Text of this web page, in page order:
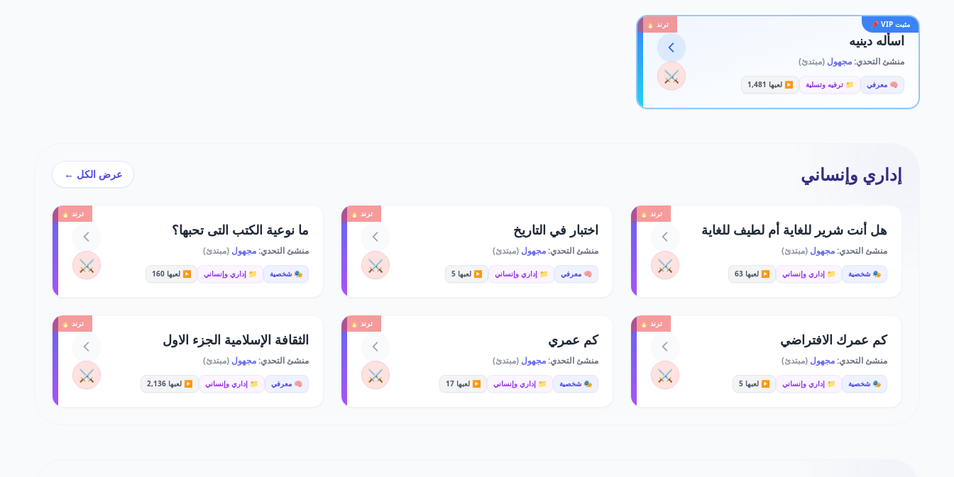
مثبت VIP 📌 ترند 🔥
اسأله دينيه
منشئ التحدي:مجهول (مبتدئ)
🧠 معرفي 📁 ترفيه وتسلية ▶️ لعبها 1,481 ⚔️
إداري وإنساني عرض الكل ←
ترند 🔥
هل أنت شرير للغاية أم لطيف للغاية
منشئ التحدي:مجهول (مبتدئ)
🎭 شخصية 📁 إداري وإنساني ▶️ لعبها 63 ⚔️
ترند 🔥
اختبار في التاريخ
منشئ التحدي:مجهول(مبتدئ)
🧠 معرفي 📁 إداري وإنساني ▶️ لعبها 5 ⚔️
ترند 🔥
ما نوعية الكتب التى تحبها؟
منشئ التحدي:مجهول (مبتدئ)
🎭 شخصية 📁 إداري وإنساني ▶️ لعبها 160 ⚔️
ترند 🔥
كم عمرك الافتراضي
منشئ التحدي:مجهول (مبتدئ)
🎭 شخصية 📁 إداري وإنساني ▶️ لعبها 5 ⚔️
ترند 🔥
كم عمري
منشئ التحدي:مجهول(مبتدئ)
🎭 شخصية 📁 إداري وإنساني ▶️ لعبها 17 ⚔️
ترند 🔥
الثقافة الإسلامية الجزء الاول
منشئ التحدي:مجهول (مبتدئ)
🧠 معرفي 📁 إداري وإنساني ▶️ لعبها 2,136 ⚔️